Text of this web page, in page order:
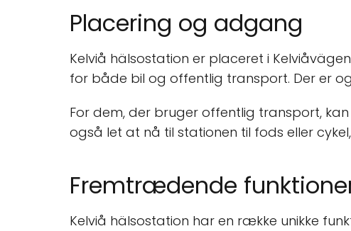
Placering og adgang
Kelviå hälsostation er placeret i
for både bil og offentlig transport. Der er
For dem, der bruger offentlig transport,
også let at nå til stationen til fods eller
Fremtrædende
Kelviå hälsostation har en række unikke